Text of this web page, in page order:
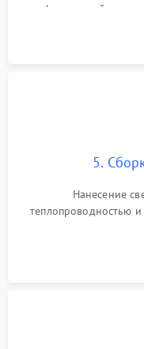
инфракрасной
BIOS или
5.
Нанесение
теплопроводностью
шлейфов, модулей